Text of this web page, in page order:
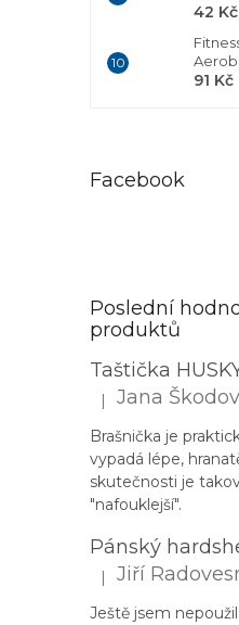
42 Kč
91 Kč
Facebook
Poslední
produktů
Hodnocení
| Jana
Brašnička je
vypadá lépe,
skutečnosti je
"nafouklejší".
Hodnocení
| Jiří
Ještě jsem